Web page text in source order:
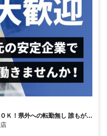
Ｋ！県外への転勤無し 誰もが知
）｜年間休日123日